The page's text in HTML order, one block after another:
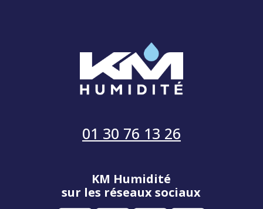
01 30 76 13 26
KM Humidité
sur les réseaux sociaux